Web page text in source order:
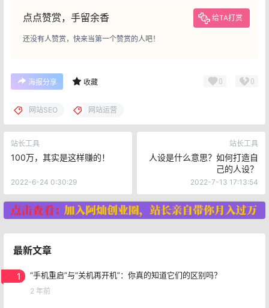
点点赞赏，手留余香 给TA打赏
还没有人赞赏，快来当第一个赞赏的人吧！
海报分享 收藏 0 0
网站SEO 网站运营
站长工具
100万，其实是这样赚的！
2022-6-24 0:30:29
站长工具
人设是什么意思？如何打造自
己的人设？
2022-7-13 17:13:54
最新文章
1 “手机重启”与“关机再开机”：你真的知道它们的区别吗？
2 年前